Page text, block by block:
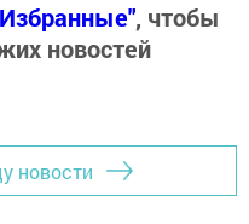
, чтобы
новостей
новости